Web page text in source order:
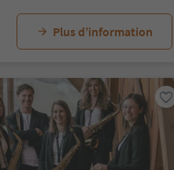
Plus d’information